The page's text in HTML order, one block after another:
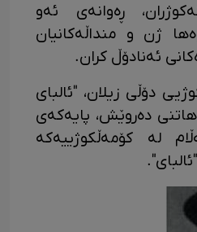
ڕەوانەی ئەو
ژن و منداڵەکانیان
ئەنادۆڵ کران.
دۆڵی زیلان، "ئالبای
دەروێش، پایەکەی
لە کۆمەڵکوژییەکە